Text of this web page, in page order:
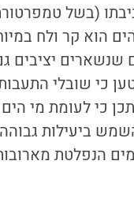
(בשל
הוא קר ולח
שנשארים יציבים
כי שובלי
כי לעומת מי
ביעילות
הנפלטת